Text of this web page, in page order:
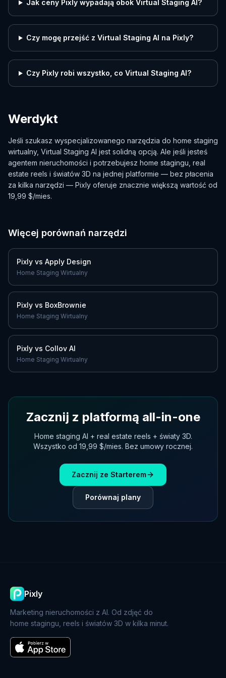
Jak ceny Pixly wypadają obok Virtual Staging AI?
Czy mogę przejść z Virtual Staging AI na Pixly?
Czy Pixly robi wszystko, co Virtual Staging AI?
Werdykt
Jeśli szukasz wyspecjalizowanego narzędzia do home staging
wirtualny, Virtual Staging AI jest solidną opcją. Ale jeśli jesteś
agentem nieruchomości i potrzebujesz home stagingu, real
estate reels i światów 3D na jednej platformie — bez płacenia
za kilka narzędzi — Pixly oferuje znacznie większą wartość od
19,99 $/mies.
Więcej porównań narzędzi
Pixly vs Apply Design
Home Staging Wirtualny
Pixly vs BoxBrownie
Home Staging Wirtualny
Pixly vs Collov AI
Home Staging Wirtualny
Zacznij z platformą all-in-one
Home staging AI + real estate reels + światy 3D.
Wszystko od 19,99 $/mies. Bez umowy rocznej.
Zacznij ze Starterem
Porównaj plany
Pixly
Marketing nieruchomości z AI. Od zdjęć do
home stagingu, reels i światów 3D w kilka minut.